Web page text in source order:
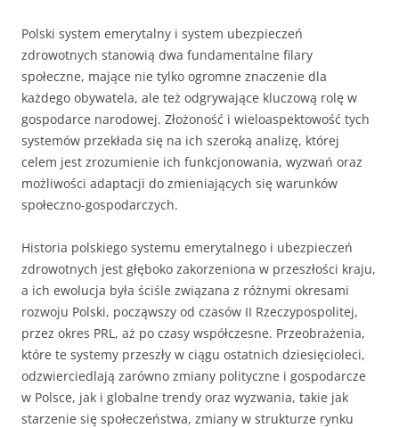
Polski system emerytalny i system ubezpieczeń
zdrowotnych stanowią dwa fundamentalne filary
społeczne, mające nie tylko ogromne znaczenie dla
każdego obywatela, ale też odgrywające kluczową rolę w
gospodarce narodowej. Złożoność i wieloaspektowość tych
systemów przekłada się na ich szeroką analizę, której
celem jest zrozumienie ich funkcjonowania, wyzwań oraz
możliwości adaptacji do zmieniających się warunków
społeczno-gospodarczych.
Historia polskiego systemu emerytalnego i ubezpieczeń
zdrowotnych jest głęboko zakorzeniona w przeszłości kraju,
a ich ewolucja była ściśle związana z różnymi okresami
rozwoju Polski, począwszy od czasów II Rzeczypospolitej,
przez okres PRL, aż po czasy współczesne. Przeobrażenia,
które te systemy przeszły w ciągu ostatnich dziesięcioleci,
odzwierciedlają zarówno zmiany polityczne i gospodarcze
w Polsce, jak i globalne trendy oraz wyzwania, takie jak
starzenie się społeczeństwa, zmiany w strukturze rynku